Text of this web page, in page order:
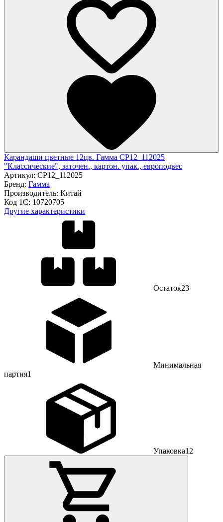
Карандаши цветные 12цв. Гамма CP12_112025
"Классические", заточен., картон. упак., европодвес
Артикул: CP12_112025
Бренд: Гамма
Производитель: Китай
Код 1С: 10720705
Другие характеристики
Остаток23
Минимальная
партия1
Упаковка12